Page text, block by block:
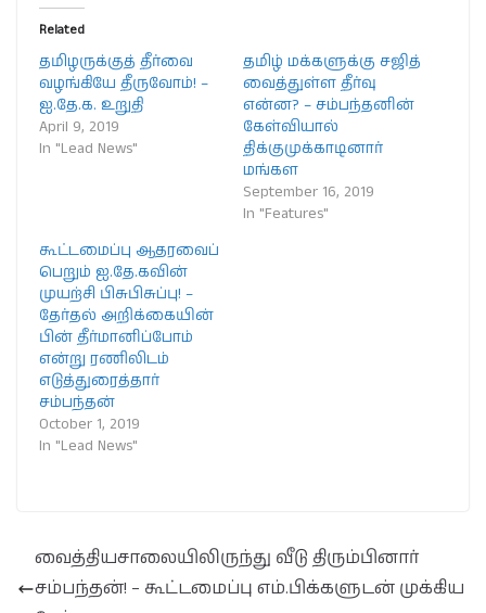
Related
தமிழருக்குத் தீர்வை
வழங்கியே தீருவோம்! –
ஐ.தே.க. உறுதி
April 9, 2019
In "Lead News"
தமிழ் மக்களுக்கு சஜித்
வைத்துள்ள தீர்வு
என்ன? – சம்பந்தனின்
கேள்வியால்
திக்குமுக்காடினார்
மங்கள
September 16, 2019
In "Features"
கூட்டமைப்பு ஆதரவைப்
பெறும் ஐ.தே.கவின்
முயற்சி பிசுபிசுப்பு! –
தேர்தல் அறிக்கையின்
பின் தீர்மானிப்போம்
என்று ரணிலிடம்
எடுத்துரைத்தார்
சம்பந்தன்
October 1, 2019
In "Lead News"
வைத்தியசாலையிலிருந்து வீடு திரும்பினார்
சம்பந்தன்! – கூட்டமைப்பு எம்.பிக்களுடன் முக்கிய